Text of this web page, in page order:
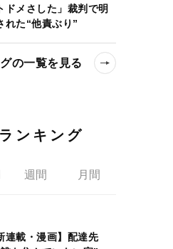
ドメさした」裁判で明
れた“他責ぶり”
の一覧を見る
ンキング
週間 月間
連載・漫画】配達先